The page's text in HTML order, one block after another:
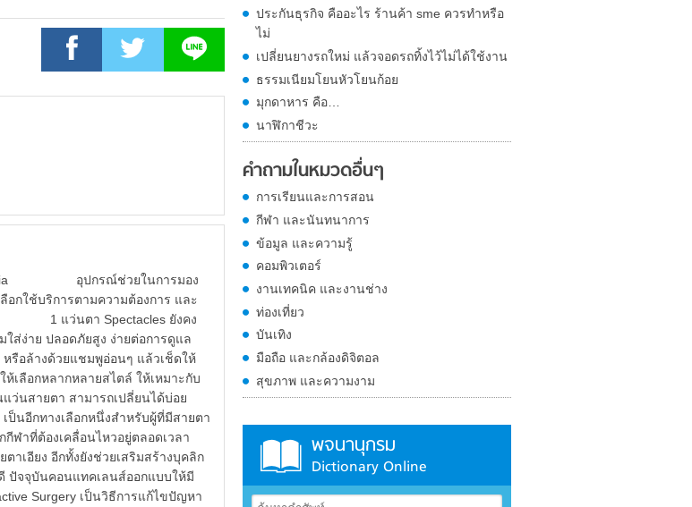
อุปกรณ์ช่วยในการมอง
กใช้บริการตามความต้องการ และ
น 1 แว่นตา Spectacles ยังคง
ส่ง่าย ปลอดภัยสูง ง่ายต่อการดูแล
รือล้างด้วยแชมพูอ่อนๆ แล้วเช็ดให้
เลือกหลากหลายสไตล์ ให้เหมาะกับ
ว่นสายตา สามารถเปลี่ยนได้บ่อย
ทางเลือกหนึ่งสำหรับผู้ที่มีสายตา
ฬาที่ต้องเคลื่อนไหวอยู่ตลอดเวลา
าเอียง อีกทั้งยังช่วยเสริมสร้างบุคลิก
ปัจจุบันคอนแทคเลนส์ออกแบบให้มี
Surgery เป็นวิธีการแก้ไขปัญหา
ประกันธุรกิจ คืออะไร ร้านค้า sme ควรทำหรือ
ไม่
เปลี่ยนยางรถใหม่ แล้วจอดรถทิ้งไว้ไม่ได้ใช้งาน
ธรรมเนียมโยนหัวโยนก้อย
มุกดาหาร คือ…
นาฬิกาชีวะ
คำถามในหมวดอื่นๆ
การเรียนและการสอน
กีฬา และนันทนาการ
ข้อมูล และความรู้
คอมพิวเตอร์
งานเทคนิค และงานช่าง
ท่องเที่ยว
บันเทิง
มือถือ และกล้องดิจิตอล
สุขภาพ และความงาม
พจนานุกรม
Dictionary Online